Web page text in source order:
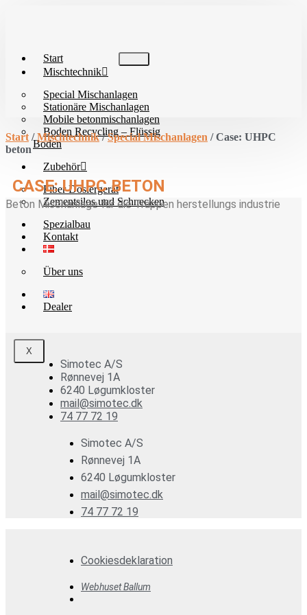
Start
Mischtechnik
Special Mischanlagen
Stationäre Mischanlagen
Mobile betonmischanlagen
Boden Recycling – Flüssig
Boden
Zubehör
Fiber Dosiergerät
Zementsilos und Schnecken
Spezialbau
Kontakt
Über uns
Dealer
X
Start /Mischtechnik/Special Mischanlagen / Case: UHPC
beton
CASE: UHPC BETON
Beton Mischanlage für die Trappen herstellungs industrie
Simotec A/S
Rønnevej 1A
6240 Løgumkloster
mail@simotec.dk
74 77 72 19
Simotec A/S
Rønnevej 1A
6240 Løgumkloster
mail@simotec.dk
74 77 72 19
Cookiesdeklaration
Webhuset Ballum